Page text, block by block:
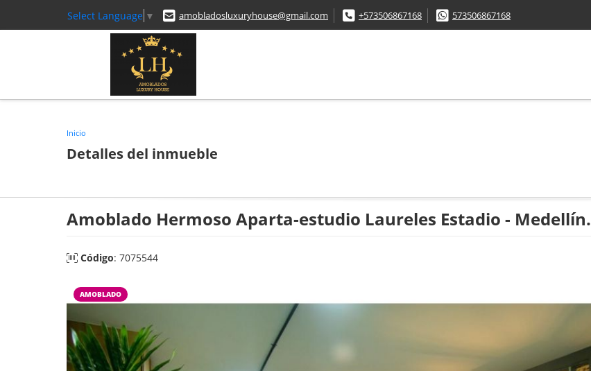
Select Language ▼ amobladosluxuryhouse@gmail.com +573506867168 573506867168
Inicio
Detalles del inmueble
Amoblado Hermoso Aparta-estudio Laureles Estadio - Medellín.
Código: 7075544
AMOBLADO